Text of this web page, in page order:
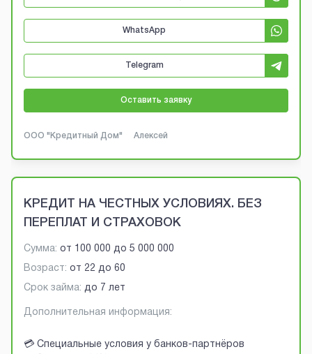
WhatsApp
Telegram
Оставить заявку
ООО "Кредитный Дом" Алексей
КРЕДИТ НА ЧЕСТНЫХ УСЛОВИЯХ. БЕЗ
ПЕРЕПЛАТ И СТРАХОВОК
Сумма: от 100 000 до 5 000 000
Возраст: от 22 до 60
Срок займа: до 7 лет
Дополнительная информация:
💳 Специальные условия у банков-партнёров